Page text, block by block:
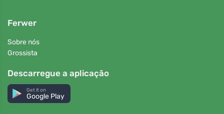
Ferwer
Sobre nós
Grossista
Descarregue a aplicação
Get it on
Google Play